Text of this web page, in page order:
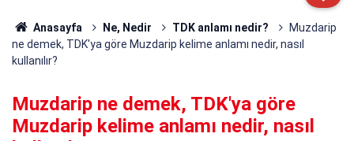
Anasayfa Ne, Nedir TDK anlamı nedir?
Muzdarip
ne demek, TDK'ya göre Muzdarip kelime anlamı nedir, nasıl
kullanılır?
Muzdarip ne demek, TDK'ya göre
Muzdarip kelime anlamı nedir, nasıl